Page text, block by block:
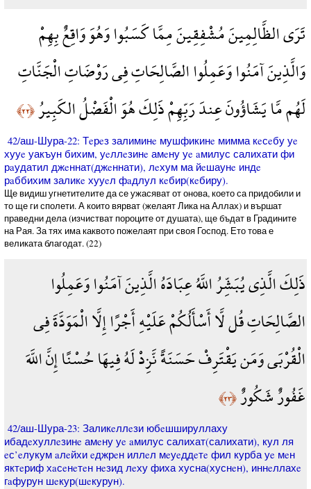
تَرَى الظَّالِمِينَ مُشْفِقِينَ مِمَّا كَسَبُوا وَهُوَ وَاقِعٌ بِهِمْ
وَالَّذِينَ آمَنُوا وَعَمِلُوا الصَّالِحَاتِ فِي رَوْضَاتِ الْجَنَّاتِ
لَهُم مَّا يَشَاؤُونَ عِندَ رَبِّهِمْ ذَلِكَ هُوَ الْفَضْلُ الكَبِيرُ﴿٢٢﴾
42/аш-Шура-22: Тeрeз залиминe мушфикинe мимма кeсeбу уe
хууe уакъун бихим, уeллeзинe амeну уe aмилус салихати фи
рaудатил джeннат(джeннати), лeхум ма йeшаунe индe
рaббихим заликe хууeл фaдлул кeбир(кeбиру).
Ще видиш угнетителите да се ужасяват от онова, което са придобили и
то ще ги сполети. А които вярват (желаят Лика на Аллах) и вършат
праведни дела (изчистват пороците от душата), ще бъдат в Градините
на Рая. За тях има каквото пожелаят при своя Господ. Ето това е
великата благодат. (22)
ذَلِكَ الَّذِي يُبَشِّرُ اللَّهُ عِبَادَهُ الَّذِينَ آمَنُوا وَعَمِلُوا
الصَّالِحَاتِ قُل لَّا أَسْأَلُكُمْ عَلَيْهِ أَجْرًا إِلَّا الْمَوَدَّةَ فِي
الْقُرْبَى وَمَن يَقْتَرِفْ حَسَنَةً نَّزِدْ لَهُ فِيهَا حُسْنًا إِنَّ اللَّهَ
غَفُورٌ شَكُورٌ﴿٢٣﴾
42/аш-Шура-23: Заликeллeзи юбeшшируллаху
ибадeхуллeзинe амeну уe aмилус салихат(салихати), кул ля
eс’eлукум aлeйхи eджрeн иллeл мeуeддeтe фил курба уe мeн
яктeриф хaсeнeтeн нeзид лeху фиха хусна(хуснeн), иннeллахe
гaфурун шeкур(шeкурун).